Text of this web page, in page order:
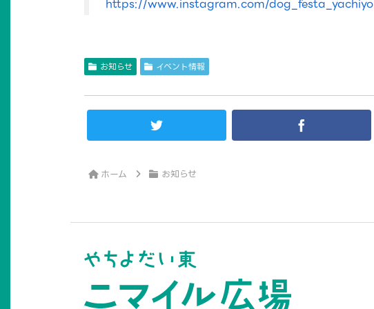
https://www.instagram.com/dog_festa_yachiyo
お知らせ イベント情報
ホーム お知らせ